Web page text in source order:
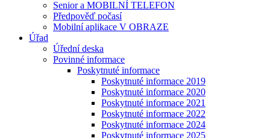
Senior a MOBILNÍ TELEFON
Předpověď počasí
Mobilní aplikace V OBRAZE
Úřad
Úřední deska
Povinné informace
Poskytnuté informace
Poskytnuté informace 2019
Poskytnuté informace 2020
Poskytnuté informace 2021
Poskytnuté informace 2022
Poskytnuté informace 2024
Poskytnuté informace 2025